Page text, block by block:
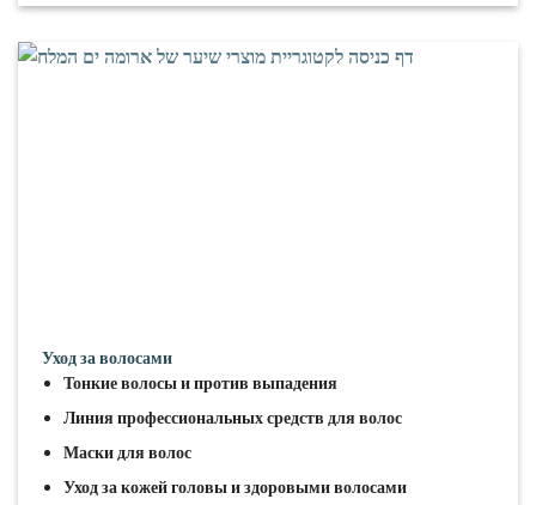
Уход за волосами
Тонкие волосы и против выпадения
Линия профессиональных средств для волос
Маски для волос
Уход за кожей головы и здоровыми волосами